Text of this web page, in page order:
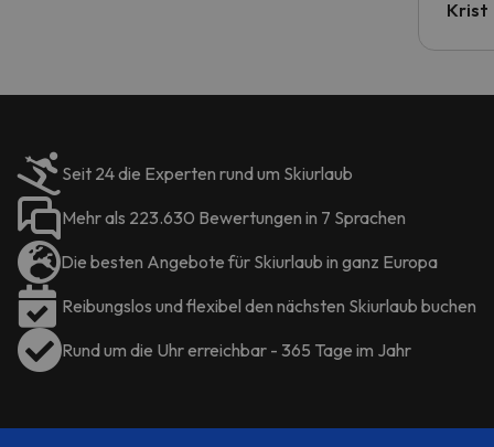
Krist
Seit 24 die Experten rund um Skiurlaub
Mehr als 223.630 Bewertungen in 7 Sprachen
Die besten Angebote für Skiurlaub in ganz Europa
Reibungslos und flexibel den nächsten Skiurlaub buchen
Rund um die Uhr erreichbar - 365 Tage im Jahr